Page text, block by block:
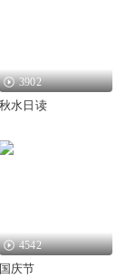
3902
秋水日读
4542
国庆节